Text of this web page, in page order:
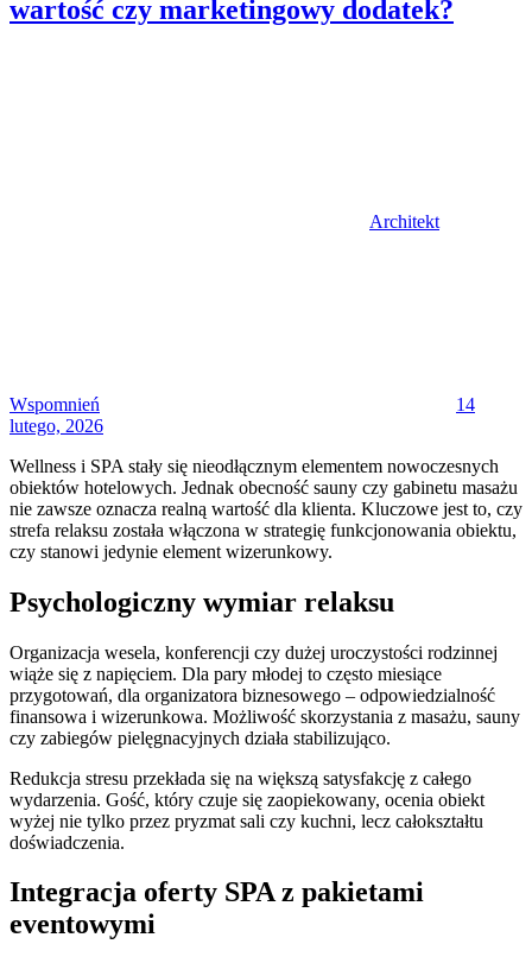
wartość czy marketingowy dodatek?
Architekt
Wspomnień
14
lutego, 2026
Wellness i SPA stały się nieodłącznym elementem nowoczesnych
obiektów hotelowych. Jednak obecność sauny czy gabinetu masażu
nie zawsze oznacza realną wartość dla klienta. Kluczowe jest to, czy
strefa relaksu została włączona w strategię funkcjonowania obiektu,
czy stanowi jedynie element wizerunkowy.
Psychologiczny wymiar relaksu
Organizacja wesela, konferencji czy dużej uroczystości rodzinnej
wiąże się z napięciem. Dla pary młodej to często miesiące
przygotowań, dla organizatora biznesowego – odpowiedzialność
finansowa i wizerunkowa. Możliwość skorzystania z masażu, sauny
czy zabiegów pielęgnacyjnych działa stabilizująco.
Redukcja stresu przekłada się na większą satysfakcję z całego
wydarzenia. Gość, który czuje się zaopiekowany, ocenia obiekt
wyżej nie tylko przez pryzmat sali czy kuchni, lecz całokształtu
doświadczenia.
Integracja oferty SPA z pakietami
eventowymi